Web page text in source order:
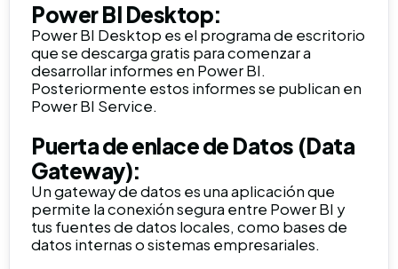
Power BI Desktop:
Power BI Desktop es el programa de escritorio
que se descarga gratis para comenzar a
desarrollar informes en Power BI.
Posteriormente estos informes se publican en
Power BI Service.
Puerta de enlace de Datos (Data
Gateway):
Un gateway de datos es una aplicación que
permite la conexión segura entre Power BI y
tus fuentes de datos locales, como bases de
datos internas o sistemas empresariales.